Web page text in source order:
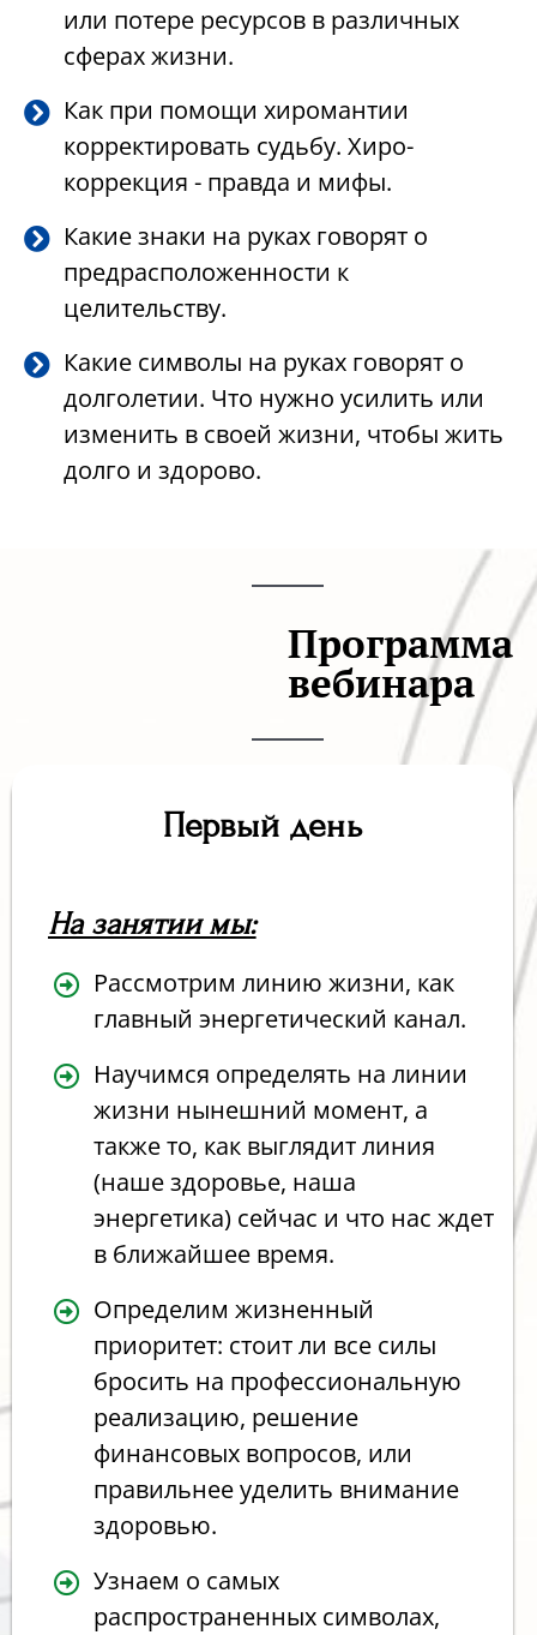
или потере ресурсов в различных
сферах жизни.
Как при помощи хиромантии
корректировать судьбу. Хиро-
коррекция - правда и мифы.
Какие знаки на руках говорят о
предрасположенности к
целительству.
Какие символы на руках говорят о
долголетии. Что нужно усилить или
изменить в своей жизни, чтобы жить
долго и здорово.
Программа
вебинара
Первый день
На занятии мы:
Рассмотрим линию жизни, как
главный энергетический канал.
Научимся определять на линии
жизни нынешний момент, а
также то, как выглядит линия
(наше здоровье, наша
энергетика) сейчас и что нас ждет
в ближайшее время.
Определим жизненный
приоритет: стоит ли все силы
бросить на профессиональную
реализацию, решение
финансовых вопросов, или
правильнее уделить внимание
здоровью.
Узнаем о самых
распространенных символах,